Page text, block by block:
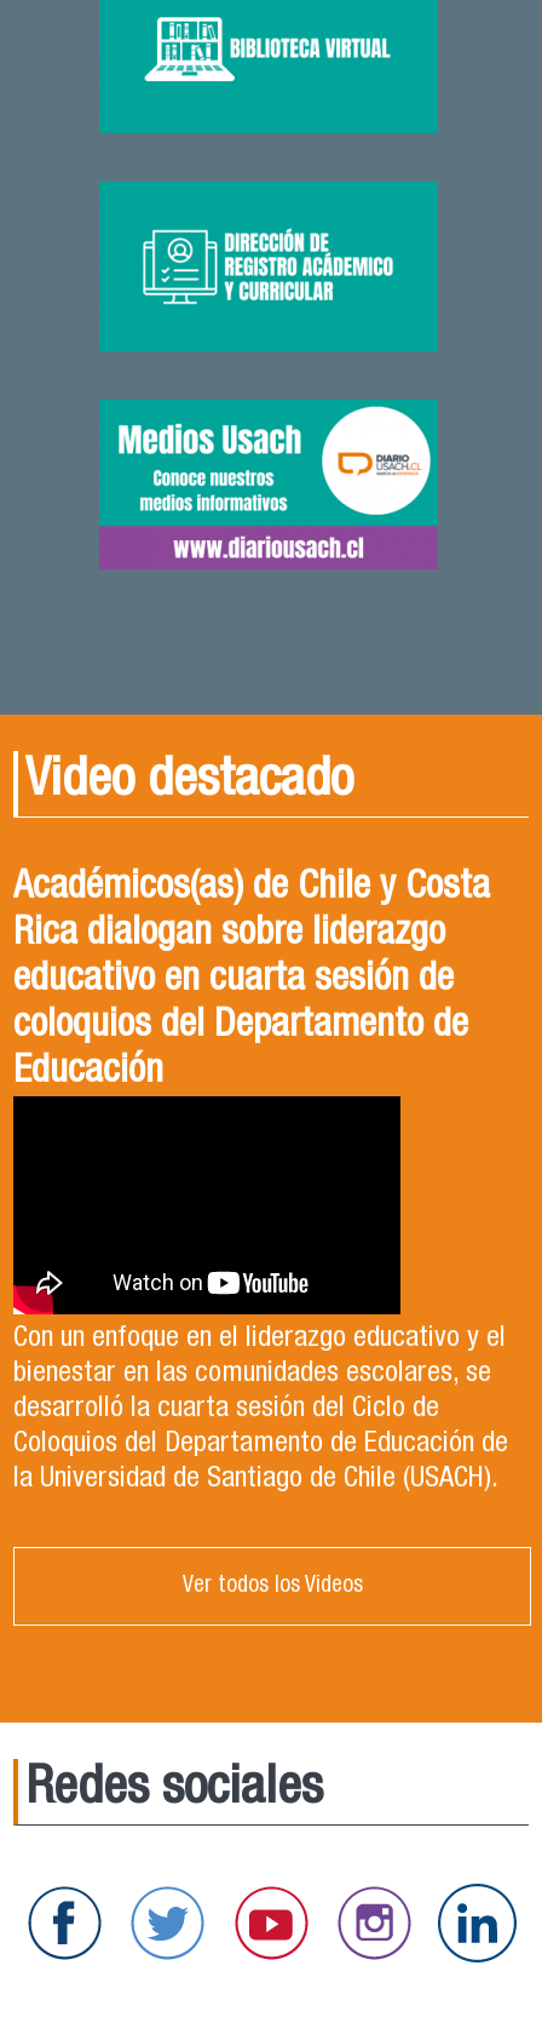
Video destacado
Académicos(as) de Chile y Costa
Rica dialogan sobre liderazgo
educativo en cuarta sesión de
coloquios del Departamento de
Educación
Con un enfoque en el liderazgo educativo y el
bienestar en las comunidades escolares, se
desarrolló la cuarta sesión del Ciclo de
Coloquios del Departamento de Educación de
la Universidad de Santiago de Chile (USACH).
Ver todos los Videos
Redes sociales